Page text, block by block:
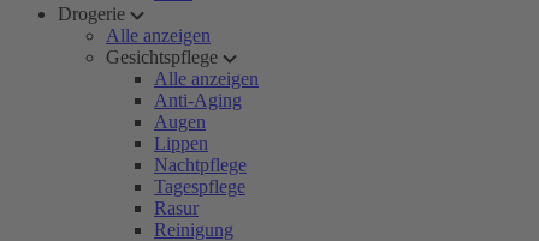
Drogerie
Alle anzeigen
Gesichtspflege
Alle anzeigen
Anti-Aging
Augen
Lippen
Nachtpflege
Tagespflege
Rasur
Reinigung